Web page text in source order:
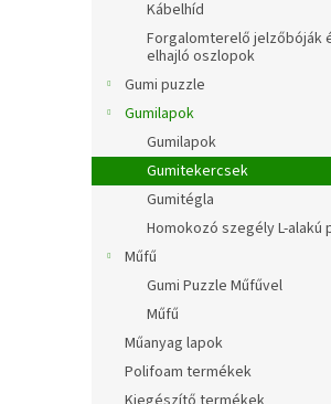
Kábelhíd
Forgalomterelő jelzőbóják
elhajló oszlopok
Gumi puzzle
Gumilapok
Gumilapok
Gumitekercsek
Gumitégla
Homokozó szegély L-alakú
Műfű
Gumi Puzzle Műfűvel
Műfű
Műanyag lapok
Polifoam termékek